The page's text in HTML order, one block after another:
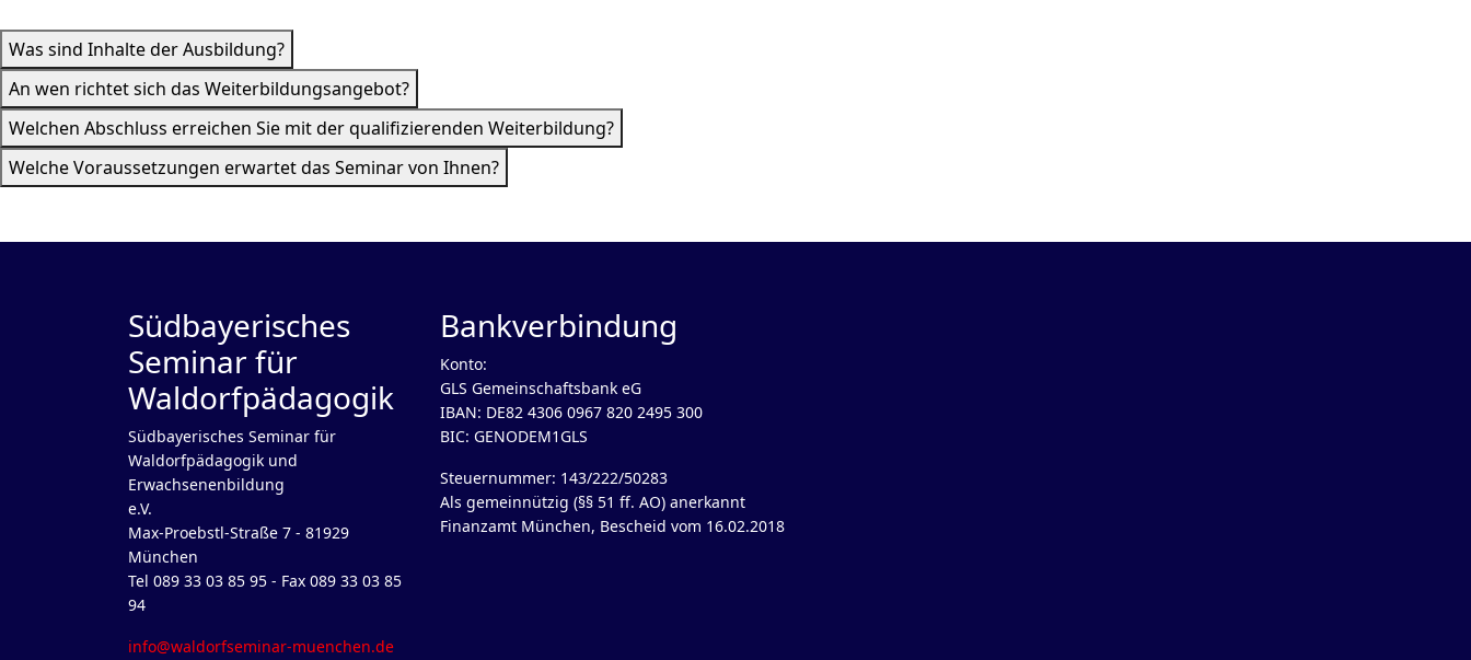
Was sind Inhalte der Ausbildung?
An wen richtet sich das Weiterbildungsangebot?
Welchen Abschluss erreichen Sie mit der qualifizierenden Weiterbildung?
Welche Voraussetzungen erwartet das Seminar von Ihnen?
Südbayerisches
Seminar für
Waldorfpädagogik
Südbayerisches Seminar für
Waldorfpädagogik und
Erwachsenenbildung
e.V.
Max-Proebstl-Straße 7 - 81929
München
Tel 089 33 03 85 95 - Fax 089 33 03 85
94
info@waldorfseminar-muenchen.de
Bankverbindung
Konto:
GLS Gemeinschaftsbank eG
IBAN: DE82 4306 0967 820 2495 300
BIC: GENODEM1GLS
Steuernummer: 143/222/50283
Als gemeinnützig (§§ 51 ff. AO) anerkannt
Finanzamt München, Bescheid vom 16.02.2018